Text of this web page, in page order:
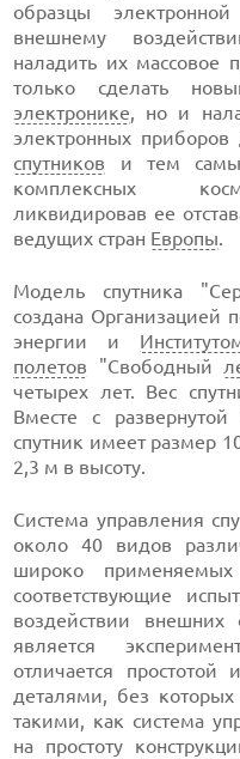
образцы
внешнему
наладить их массовое
только сделать
электронике, но и
электронных
спутников и тем
комплексных
ликвидировав ее
ведущих стран Европы.
Модель спутника
создана Организацией
энергии и
полетов "Свободный
четырех лет. Вес
Вместе с
спутник имеет размер
2,3 м в высоту.
Система управления
около 40 видов
широко
соответствующие
воздействии внешних
является
отличается
деталями, без
такими, как система
на простоту